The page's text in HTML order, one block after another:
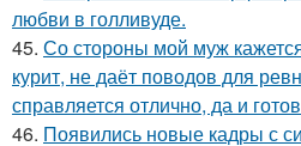
любви в голливуде.
45. Со стороны мой муж
курит, не даёт поводов для
справляется отлично, да и
46. Появились новые кадры с